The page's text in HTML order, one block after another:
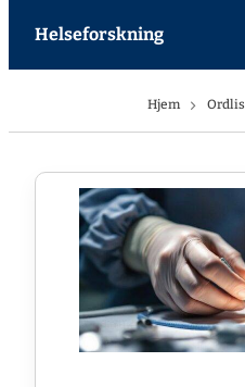
Helseforskning
Hjem